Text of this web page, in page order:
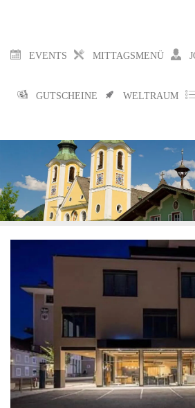
EVENTS MITTAGSMENÜ
GUTSCHEINE WELTRAUM